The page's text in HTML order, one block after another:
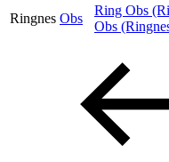
Åpningstider
Ringnes Obs
Ring Obs
Obs